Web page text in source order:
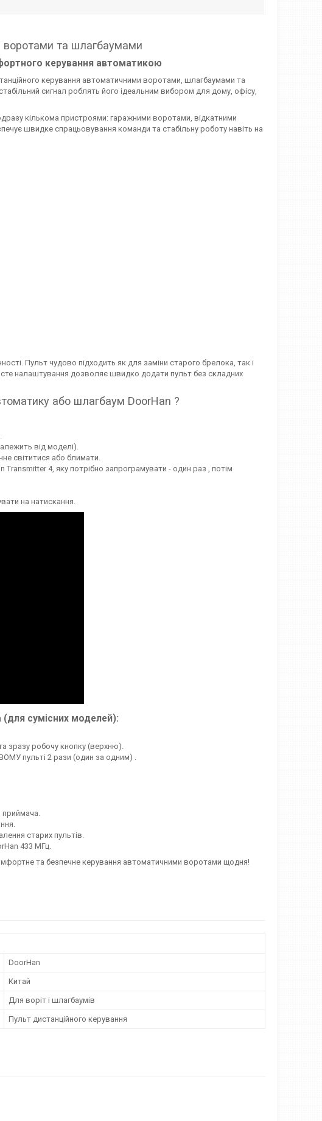
воротами та шлагбаумами
керування автоматикою
керування автоматичними воротами, шлагбаумами та
сигнал роблять його ідеальним вибором для дому, офісу,
кількома пристроями: гаражними воротами, відкатними
швидке спрацьовування команди та стабільну роботу навіть на
Пульт чудово підходить як для заміни старого брелока, так і
налаштування дозволяє швидко додати пульт без складних
або шлагбаум DoorHan ?
від моделі).
світитися або блимати.
4, яку потрібно запрограмувати - один раз , потім
на натискання.
сумісних моделей):
зразу робочу кнопку (верхню).
пульті 2 рази (один за одним) .
приймача.
старих пультів.
433 МГц.
та безпечне керування автоматичними воротами щодня!
DoorHan
Китай
Для воріт і шлагбаумів
Пульт дистанційного керування